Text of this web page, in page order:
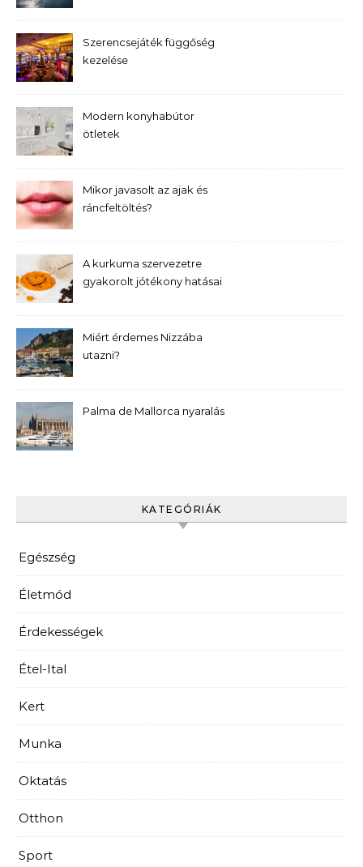
Szerencsejáték függőség
kezelése
Modern konyhabútor
ötletek
Mikor javasolt az ajak és
ráncfeltöltés?
A kurkuma szervezetre
gyakorolt jótékony hatásai
Miért érdemes Nizzába
utazni?
Palma de Mallorca nyaralás
KATEGÓRIÁK
Egészség
Életmód
Érdekességek
Étel-Ital
Kert
Munka
Oktatás
Otthon
Sport